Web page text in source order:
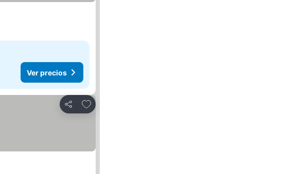
Ver precios
Compartir
Agregar a favoritos